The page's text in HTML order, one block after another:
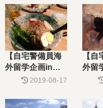
つけるまで！！
（見た物件が事
故物件？）
つけ
（前
し編）
【自宅警備員海
外留学企画inフ
ィリピン・セ
（最終回） 時
2019-08-17
【自
外留
ィリ
穴が